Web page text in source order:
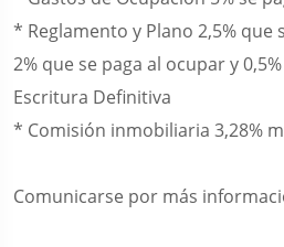
* Reglamento y Plano 2,5% que
2% que se paga al ocupar y
Escritura Definitiva
* Comisión inmobiliaria 3,28%
Comunicarse por más